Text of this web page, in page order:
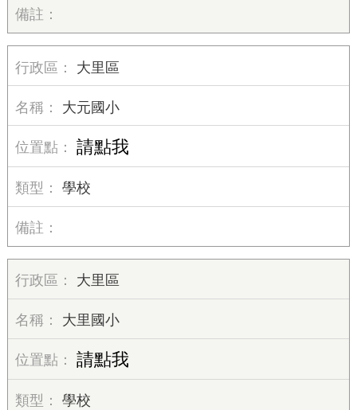
大里區
大元國小
請點我
學校
大里區
大里國小
請點我
學校